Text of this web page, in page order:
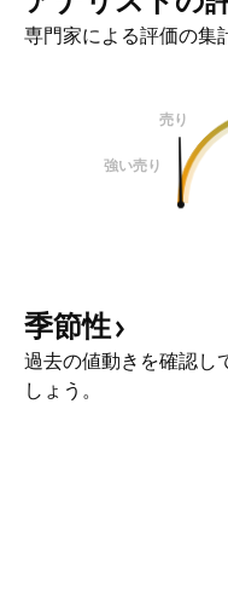
専門家による評価の集
売り
強い売り
季節性
過去の値動きを確認し
しょう。